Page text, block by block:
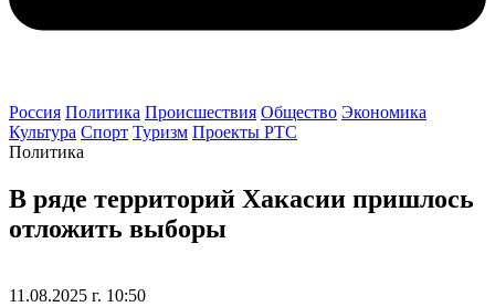
Россия Политика Происшествия Общество Экономика
Культура Спорт Туризм Проекты РТС
Политика
В ряде территорий Хакасии пришлось
отложить выборы
11.08.2025 г. 10:50